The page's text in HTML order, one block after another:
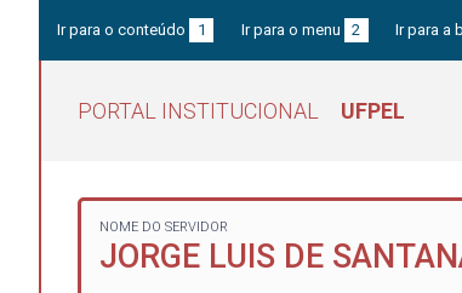
Ir para o conteúdo 1 Ir para o menu 2 Ir para a
PORTAL INSTITUCIONAL UFPEL
NOME DO SERVIDOR
JORGE LUIS DE